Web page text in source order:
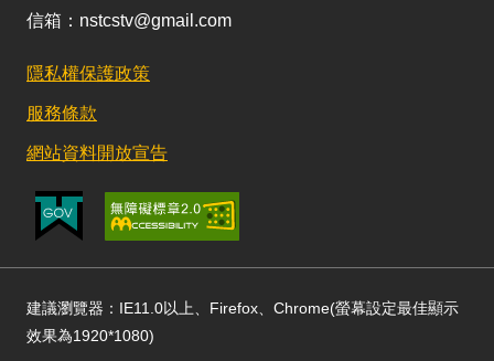
信箱：nstcstv@gmail.com
隱私權保護政策
服務條款
網站資料開放宣告
建議瀏覽器：IE11.0以上、Firefox、Chrome(螢幕設定最佳顯示
效果為1920*1080)